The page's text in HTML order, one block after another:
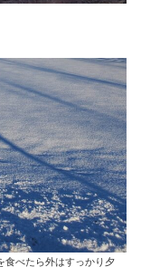
食べたら外はすっかり夕